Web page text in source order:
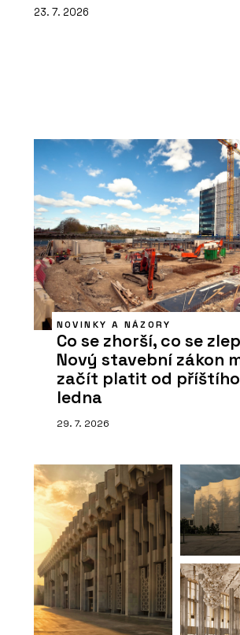
23. 7. 2026
NOVINKY A NÁZORY
Co se zhorší, co se
Nový stavební zákon
začít platit od příštího
ledna
29. 7. 2026